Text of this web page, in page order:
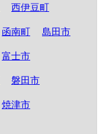
西伊豆町
函南町 島田市
富士市
磐田市
焼津市